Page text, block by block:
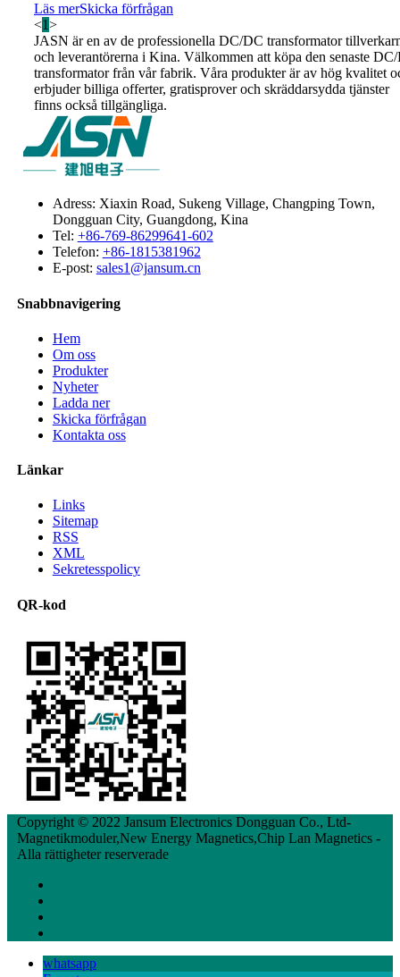
Läs merSkicka förfrågan
<1>
JASN är en av de professionella DC/DC transformator
och leverantörerna i Kina. Välkommen att köpa den senaste
transformator från vår fabrik. Våra produkter är av hög kvalitet
erbjuder billiga offerter, gratisprover och skräddarsydda tjänster
finns också tillgängliga.
Adress: Xiaxin Road, Sukeng Village, Changping Town,
Dongguan City, Guangdong, Kina
Tel: +86-769-86299641-602
Telefon: +86-1815381962
E-post: sales1@jansum.cn
Snabbnavigering
Hem
Om oss
Produkter
Nyheter
Ladda ner
Skicka förfrågan
Kontakta oss
Länkar
Links
Sitemap
RSS
XML
Sekretesspolicy
QR-kod
Copyright © 2022 Jansum Electronics Dongguan Co., Ltd-
Magnetikmoduler,New Energy Magnetics,Chip Lan Magnetics -
Alla rättigheter reserverade
whatsapp